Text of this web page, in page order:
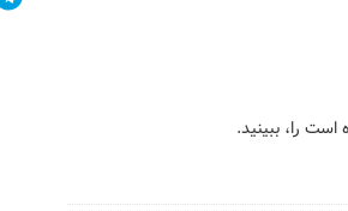
را، ببینید.